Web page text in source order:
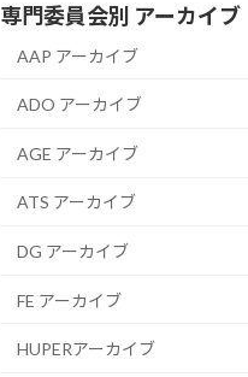
専門委員会別 アーカイブ
AAP アーカイブ
ADO アーカイブ
AGE アーカイブ
ATS アーカイブ
DG アーカイブ
FE アーカイブ
HUPERアーカイブ